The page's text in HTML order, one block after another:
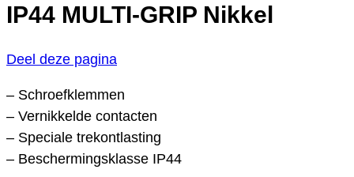
IP44 MULTI-GRIP Nikkel
Deel deze pagina
– Schroefklemmen
– Vernikkelde contacten
– Speciale trekontlasting
– Beschermingsklasse IP44